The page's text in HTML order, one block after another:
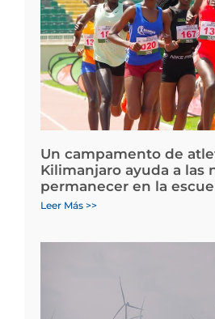
Un campamento de
Kilimanjaro ayuda a las
permanecer en la
Leer Más >>